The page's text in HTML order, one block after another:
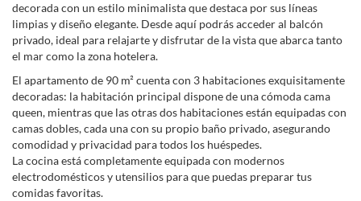
decorada con un estilo minimalista que destaca por sus líneas
limpias y diseño elegante. Desde aquí podrás acceder al balcón
privado, ideal para relajarte y disfrutar de la vista que abarca tanto
el mar como la zona hotelera.
El apartamento de 90 m² cuenta con 3 habitaciones exquisitamente
decoradas: la habitación principal dispone de una cómoda cama
queen, mientras que las otras dos habitaciones están equipadas con
camas dobles, cada una con su propio baño privado, asegurando
comodidad y privacidad para todos los huéspedes.
La cocina está completamente equipada con modernos
electrodomésticos y utensilios para que puedas preparar tus
comidas favoritas.